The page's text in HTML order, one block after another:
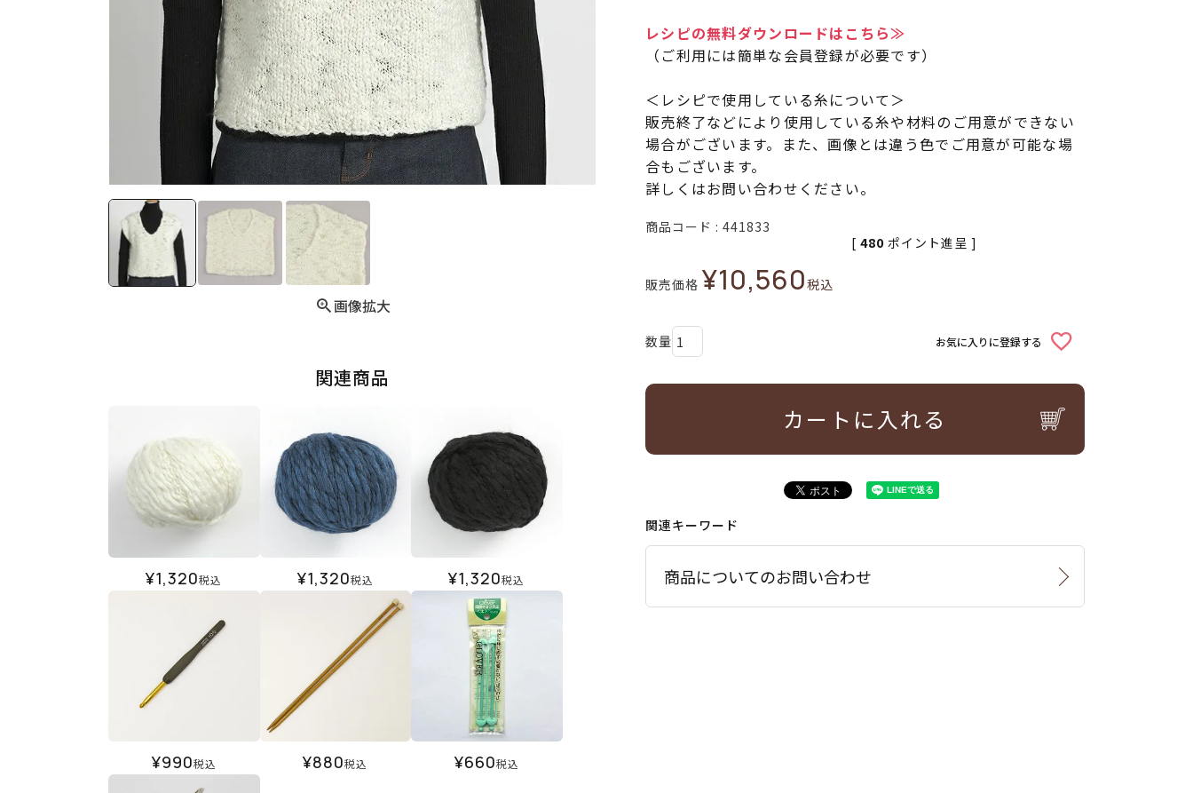
画像拡大
関連商品
¥1,320税込 ¥1,320税込 ¥1,320税込
¥990税込 ¥880税込 ¥660税込
レシピの無料ダウンロードはこちら≫
（ご利用には簡単な会員登録が必要です）
＜レシピで使用している糸について＞
販売終了などにより使用している糸や材料のご用意ができない
場合がございます。また、画像とは違う色でご用意が可能な場
合もございます。
詳しくはお問い合わせください。
商品コード 441833
販売価格 ¥10,560税込
[ 480 ポイント進呈 ]
お気に入りに登録する
カートに入れる
関連キーワード
商品についてのお問い合わせ